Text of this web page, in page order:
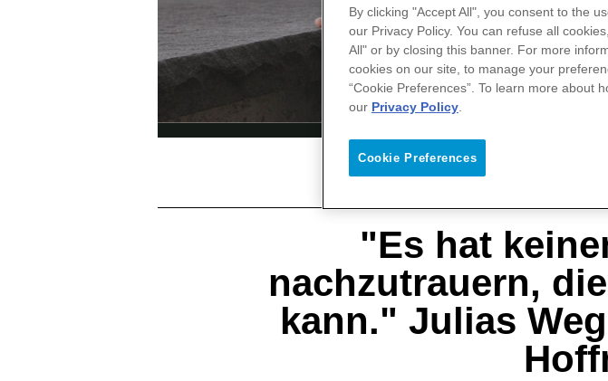
"Es hat
nachzutrauern,
kann." Julias
By clicking "Accept All", you consent to the
our Privacy Policy. You can refuse all
All" or by closing this banner. For more
cookies on our site, to manage your
“Cookie Preferences”. To learn more about
our Privacy Policy.
Cookie Preferences